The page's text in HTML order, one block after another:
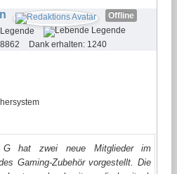
Offline
Dank erhalten: 1240
G hat zwei neue Mitglieder im
Gaming-Zubehör vorgestellt. Die